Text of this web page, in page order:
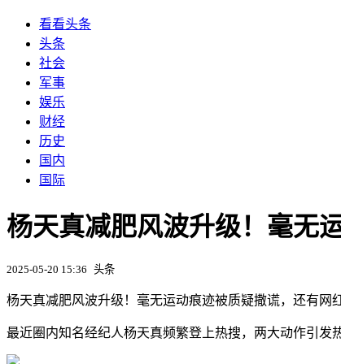
看看头条
头条
社会
军事
娱乐
财经
历史
国内
国际
杨天真减肥风波升级！毫无
2025-05-20 15:36 头条
杨天真减肥风波升级！毫无运动痕迹被质疑撒谎，还有网
最近圈内知名经纪人杨天真频繁登上热搜，两大动作引发